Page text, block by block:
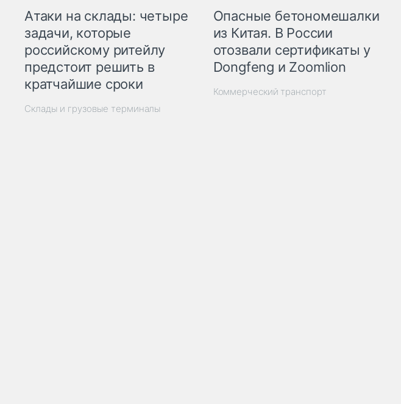
Атаки на склады: четыре
задачи, которые
российскому ритейлу
предстоит решить в
кратчайшие сроки
Склады и грузовые терминалы
Опасные бетономешалки
из Китая. В России
отозвали сертификаты у
Dongfeng и Zoomlion
Коммерческий транспорт